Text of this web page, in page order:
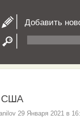
Добавить
США
29 Января 2021 в